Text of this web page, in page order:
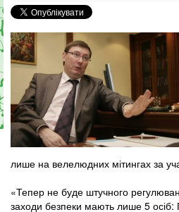
лише на велелюдних мітингах за
«Тепер не буде штучного
заходи безпеки мають лише 5 осіб: